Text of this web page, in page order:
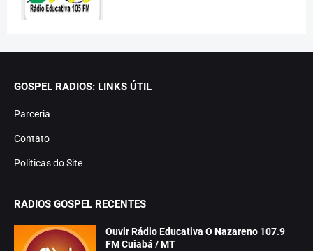
GOSPEL RADIOS: LINKS ÚTIL
Parceria
Contato
Políticas do Site
RADIOS GOSPEL RECENTES
Ouvir Rádio Educativa O Nazareno 107.9
FM Cuiabá / MT